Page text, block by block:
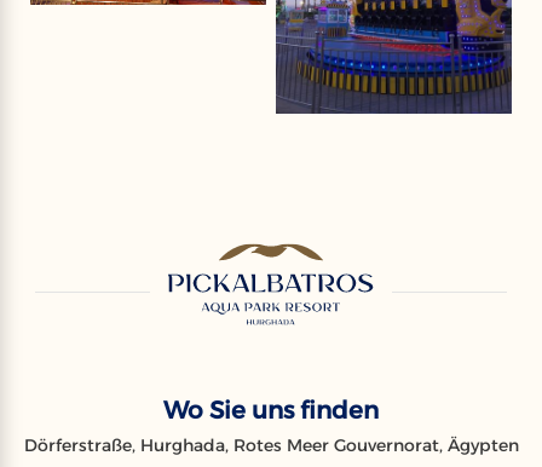
Wo Sie uns finden
Dörferstraße, Hurghada, Rotes Meer Gouvernorat, Ägypten